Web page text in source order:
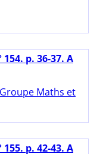
p. 36-37. A
Maths et
p. 42-43. A